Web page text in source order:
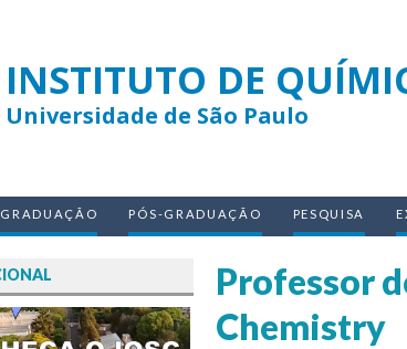
INSTITUTO DE
Universidade de São Paulo
GRADUAÇÃO PÓS-GRADUAÇÃO PESQUISA
Professor
Chemistry